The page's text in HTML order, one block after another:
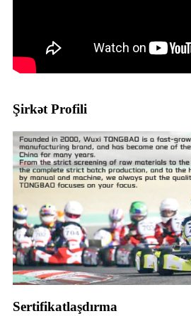
Şirkət Profili
Sertifikatlaşdırma